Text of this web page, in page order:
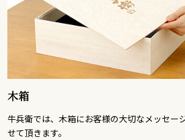
木箱
牛兵衛では、木箱にお客様の大切なメッセー
せて頂きます。